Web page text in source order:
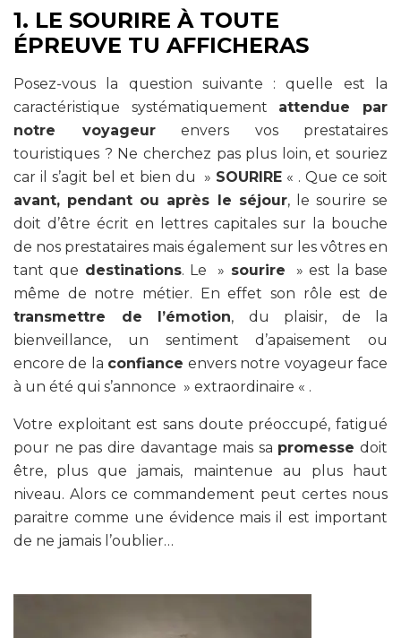
1. LE SOURIRE À TOUTE
ÉPREUVE TU AFFICHERAS
Posez-vous la question suivante : quelle est la
caractéristique systématiquement attendue par
notre voyageurenvers vos prestataires
touristiques ? Ne cherchez pas plus loin, et souriez
car il s’agit bel et bien du » SOURIRE « . Que ce soit
avant, pendant ou après le séjour, le sourire se
doit d’être écrit en lettres capitales sur la bouche
de nos prestataires mais également sur les vôtres en
tant que destinations. Le » sourire » est la base
même de notre métier. En effet son rôle est de
transmettre de l’émotion, du plaisir, de la
bienveillance, un sentiment d’apaisement ou
encore de la confiance envers notre voyageur face
à un été qui s’annonce » extraordinaire « .
Votre exploitant est sans doute préoccupé, fatigué
pour ne pas dire davantage mais sa promesse doit
être, plus que jamais, maintenue au plus haut
niveau. Alors ce commandement peut certes nous
paraitre comme une évidence mais il est important
de ne jamais l’oublier…